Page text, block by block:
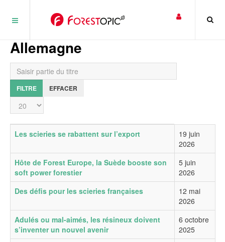
Allemagne
Saisir partie du titre
FILTRE EFFACER
Affichage #
Titre Date de publication
Les scieries se rabattent sur l’export
19 juin
2026
Hôte de Forest Europe, la Suède booste son
soft power forestier
5 juin
2026
Des défis pour les scieries françaises
12 mai
2026
Adulés ou mal-aimés, les résineux doivent
s’inventer un nouvel avenir
6 octobre
2025